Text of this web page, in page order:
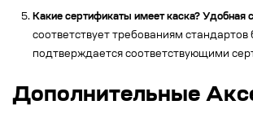
Какие сертификаты имеет каска? Удобная
соответствует требованиям стандартов
подтверждается соответствующими
Дополнительные